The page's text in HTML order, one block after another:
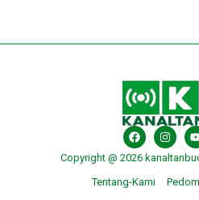
Copyright @ 2026
Tentang-Kami